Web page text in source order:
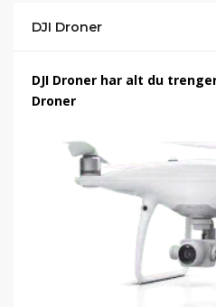
DJI Droner
DJI Droner har alt du
Droner